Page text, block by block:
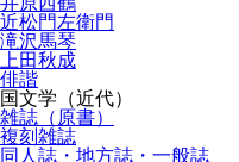
近松門左衛門
滝沢馬琴
上田秋成
俳諧
国文学（近代）
雑誌（原書）
複刻雑誌
同人誌・地方誌・一般誌